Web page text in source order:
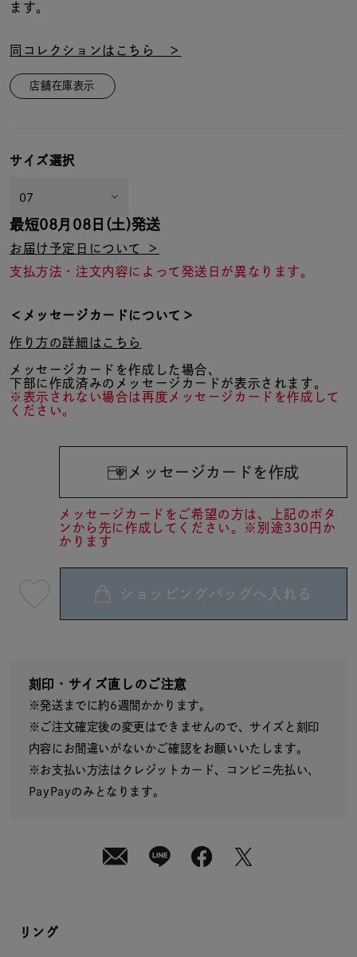
ます。
同コレクションはこちら ＞
店舗在庫表示
サイズ選択
最短08月08日(土)発送
お届け予定日について ＞
支払方法・注文内容によって発送日が異なります。
＜メッセージカードについて＞
作り方の詳細はこちら
メッセージカードを作成した場合、
下部に作成済みのメッセージカードが表示されます。
※表示されない場合は再度メッセージカードを作成して
ください。
メッセージカードを作成
メッセージカードをご希望の方は、上記のボタ
ンから先に作成してください。※別途330円か
かります
08
送
¥25,300 (tax
in)
ショッピングバッグへ入れる
刻印・サイズ直しのご注意
※発送までに約6週間かかります。
※ご注文確定後の変更はできませんので、サイズと刻印
内容にお間違いがないかご確認をお願いいたします。
※お支払い方法はクレジットカード、コンビニ先払い、
PayPayのみとなります。
リング